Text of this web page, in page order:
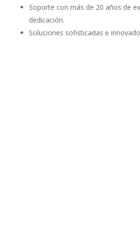
Soporte con más de 20 años de
dedicación.
Soluciones sofisticadas e